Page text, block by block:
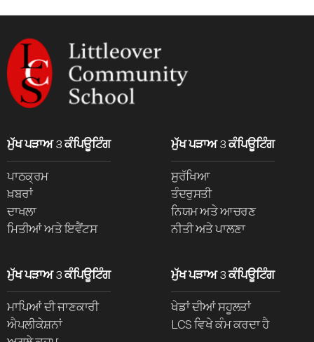
ਮੁੱਖ ਪੜਾਅ 3 ਕੰਪਿਊਟਿੰਗ
ਪਾਠਕ੍ਰਮ
ਖ਼ਬਰਾਂ
ਦਾਖਲਾ
ਮਿਤੀਆਂ ਅਤੇ ਇਵੈਂਟਸ
ਮੁੱਖ ਪੜਾਅ 3 ਕੰਪਿਊਟਿੰਗ
ਸੁਰੱਖਿਆ
ਤੰਦਰੁਸਤੀ
ਨਿਯਮ ਅਤੇ ਆਚਰਣ
ਨੀਤੀ ਅਤੇ ਪਾਲਣਾ
ਮੁੱਖ ਪੜਾਅ 3 ਕੰਪਿਊਟਿੰਗ
ਮਾਪਿਆਂ ਦੀ ਜਾਣਕਾਰੀ
ਐਪਲੀਕੇਸ਼ਨਾਂ
ਮੁੱਖ ਪੜਾਅ 3 ਕੰਪਿਊਟਿੰਗ
ਖੇਡਾਂ ਦੀਆਂ ਸਹੂਲਤਾਂ
LCS ਵਿਖੇ ਕੰਮ ਕਰਦਾ ਹੈ